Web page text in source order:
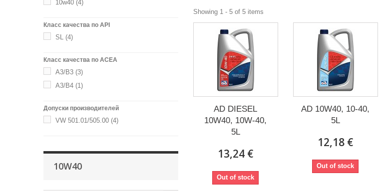
10w40 (4)
Класс качества по API
SL (4)
Класс качества по ACEA
A3/B3 (3)
A3/B4 (1)
Допуски производителей
VW 501.01/505.00 (4)
10W40
Showing 1 - 5 of 5 items
AD DIESEL
10W40, 10W-40,
5L
13,24 €
Out of stock
AD 10W40, 10-40,
5L
12,18 €
Out of stock